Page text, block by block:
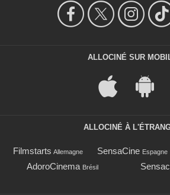
ALLOCINÉ SUR
ALLOCINÉ À
Filmstarts Allemagne SensaCine Espagne
AdoroCinema Brésil